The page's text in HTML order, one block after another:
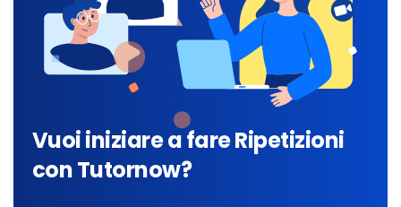
Vuoi iniziare a fare Ripetizioni
con Tutornow?